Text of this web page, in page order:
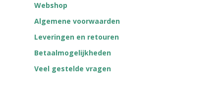
Webshop
Algemene voorwaarden
Leveringen en retouren
Betaalmogelijkheden
Veel gestelde vragen